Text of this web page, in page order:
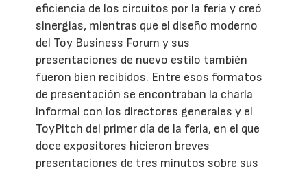
eficiencia de los circuitos por la feria y creó
sinergias, mientras que el diseño moderno
del Toy Business Forum y sus
presentaciones de nuevo estilo también
fueron bien recibidos. Entre esos formatos
de presentación se encontraban la charla
informal con los directores generales y el
ToyPitch del primer día de la feria, en el que
doce expositores hicieron breves
presentaciones de tres minutos sobre sus